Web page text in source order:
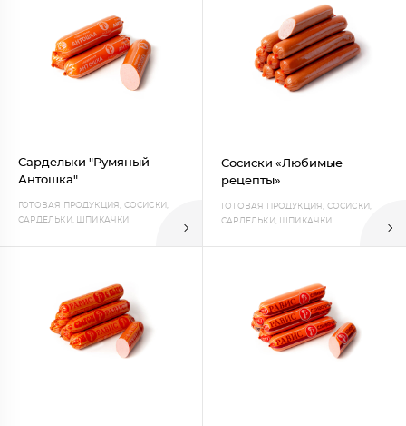
Сардельки "Румяный
Антошка"
ГОТОВАЯ ПРОДУКЦИЯ, СОСИСКИ,
САРДЕЛЬКИ, ШПИКАЧКИ
Сосиски «Любимые
рецепты»
ГОТОВАЯ ПРОДУКЦИЯ, СОСИСКИ,
САРДЕЛЬКИ, ШПИКАЧКИ